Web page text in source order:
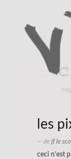
les
— de jf le
ceci n’est